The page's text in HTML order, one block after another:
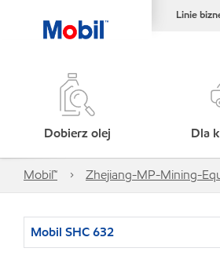
Linie
Dobierz olej Dla
Mobil™ Zhejiang-MP-Mining-
Mobil SHC 632